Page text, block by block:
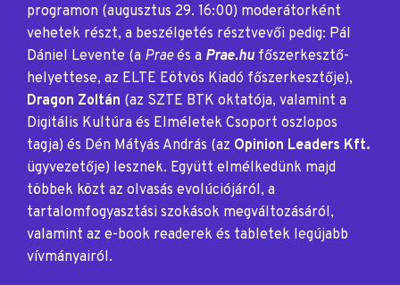
programon (augusztus 29. 16:00) moderátorként
vehetek részt, a beszélgetés résztvevői pedig: Pál
Dániel Levente (a Praeés a Prae.hu főszerkesztő-
helyettese, az ELTE Eötvös Kiadó főszerkesztője),
Dragon Zoltán (az SZTE BTK oktatója, valamint a
Digitális Kultúra és Elméletek Csoport oszlopos
tagja) és Dén Mátyás András (az Opinion Leaders Kft.
ügyvezetője) lesznek. Együtt elmélkedünk majd
többek közt az olvasás evolúciójáról, a
tartalomfogyasztási szokások megváltozásáról,
valamint az e-book readerek és tabletek legújabb
vívmányairól.